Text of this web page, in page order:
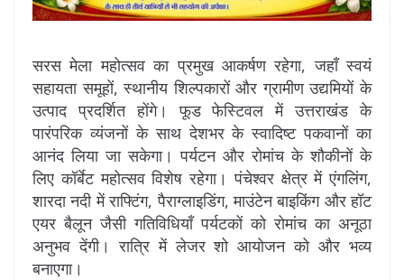
सरस मेला महोत्सव का प्रमुख आकर्षण रहेगा, जहाँ स्वयं
सहायता समूहों, स्थानीय शिल्पकारों और ग्रामीण उद्यमियों के
उत्पाद प्रदर्शित होंगे। फूड फेस्टिवल में उत्तराखंड के
पारंपरिक व्यंजनों के साथ देशभर के स्वादिष्ट पकवानों का
आनंद लिया जा सकेगा। पर्यटन और रोमांच के शौकीनों के
लिए कॉर्बेट महोत्सव विशेष रहेगा। पंचेश्वर क्षेत्र में एंगलिंग,
शारदा नदी में राफ्टिंग, पैराग्लाइडिंग, माउंटेन बाइकिंग और हॉट
एयर बैलून जैसी गतिविधियाँ पर्यटकों को रोमांच का अनूठा
अनुभव देंगी। रात्रि में लेजर शो आयोजन को और भव्य
बनाएगा।